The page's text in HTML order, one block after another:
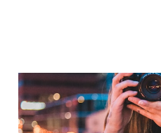
Erlebnisse
Kunst,